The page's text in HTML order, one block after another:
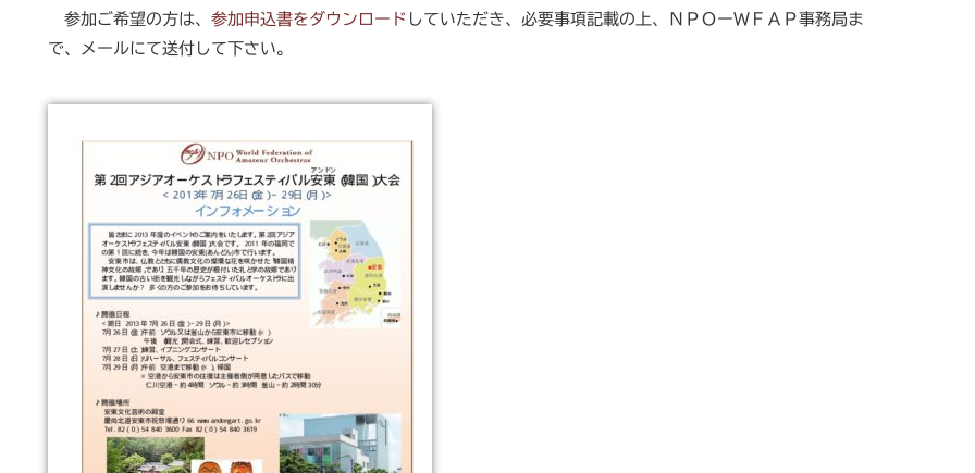
参加ご希望の方は、 参加申込書をダウンロード していただき、必要事項記載の上、ＮＰＯーＷＦＡＰ事務局ま
で、メールにて送付して下さい。